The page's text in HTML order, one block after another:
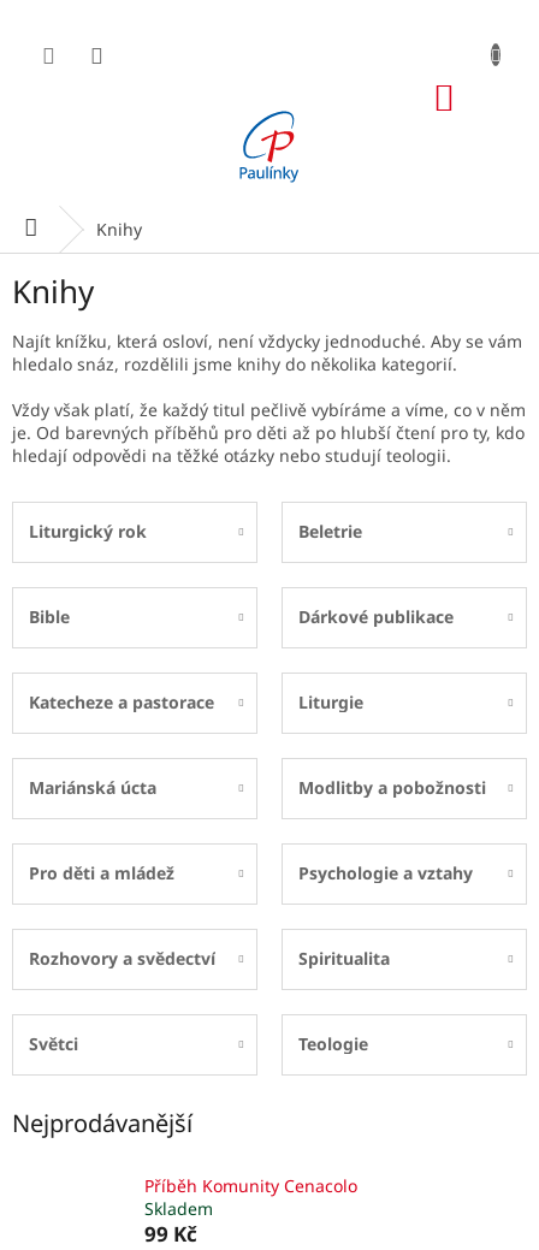
obsah
Domů Knihy
Knihy
Najít knížku, která osloví, není vždycky jednoduché. Aby se vám
hledalo snáz, rozdělili jsme knihy do několika kategorií.
Vždy však platí, že každý titul pečlivě vybíráme a víme, co v něm
je. Od barevných příběhů pro děti až po hlubší čtení pro ty, kdo
hledají odpovědi na těžké otázky nebo studují teologii.
Liturgický rok Beletrie
Bible Dárkové publikace
Katecheze a pastorace Liturgie
Mariánská úcta Modlitby a pobožnosti
Pro děti a mládež Psychologie a vztahy
Rozhovory a svědectví Spiritualita
Světci Teologie
Nejprodávanější
Příběh Komunity Cenacolo
Skladem
99 Kč